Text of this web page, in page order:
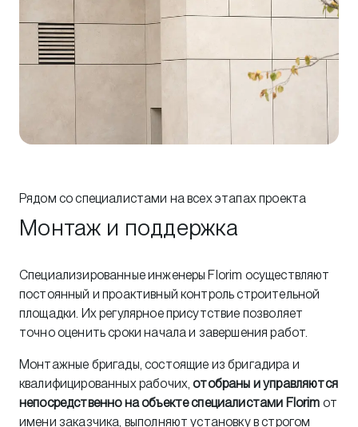
Рядом со специалистами на всех этапах проекта
Монтаж и поддержка
Специализированные инженеры Florim осуществляют
постоянный и проактивный контроль строительной
площадки. Их регулярное присутствие позволяет
точно оценить сроки начала и завершения работ.
Монтажные бригады, состоящие из бригадира и
квалифицированных рабочих,отобраны и управляются
непосредственно на объекте специалистами Florim от
имени заказчика, выполняют установку в строгом